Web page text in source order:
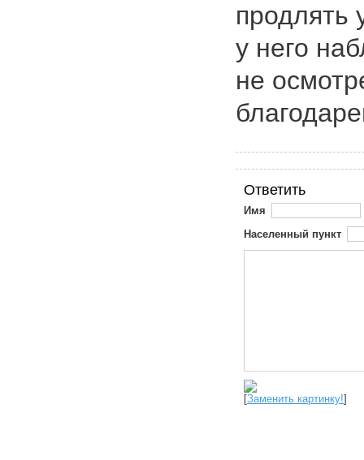
продлять
у него
не
Ответить
Имя
Населенный пункт
[Заменить картинку!]